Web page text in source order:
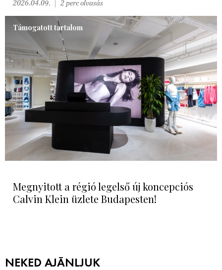
2026.04.09. 2 perc olvasás
Támogatott tartalom
Megnyitott a régió legelső új koncepciós
Calvin Klein üzlete Budapesten!
NEKED AJÁNLJUK